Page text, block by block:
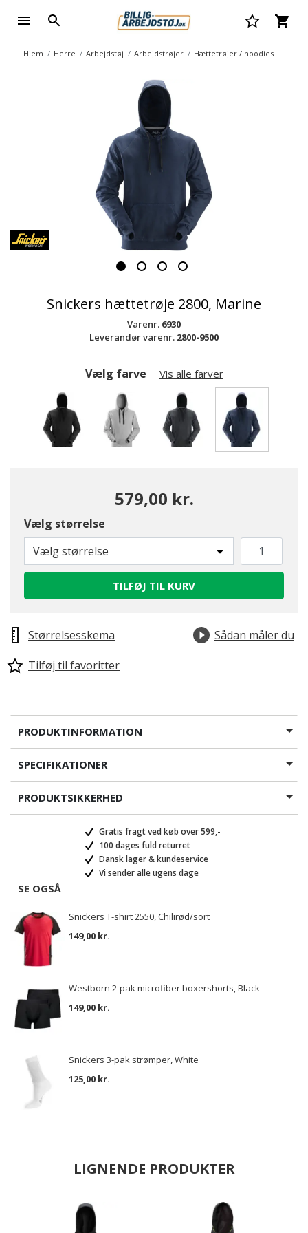
Hjem Herre Arbejdstøj Arbejdstrøjer Hættetrøjer / hoodies
Snickers hættetrøje 2800, Marine
Varenr. 6930
Leverandør varenr. 2800-9500
Vælg farve Vis alle farver
579,00 kr.
Vælg størrelse
Vælg størrelse
TILFØJ TIL KURV
Størrelsesskema
Sådan måler du
Tilføj til favoritter
PRODUKTINFORMATION
SPECIFIKATIONER
PRODUKTSIKKERHED
Gratis fragt ved køb over 599,-
100 dages fuld returret
Dansk lager & kundeservice
Vi sender alle ugens dage
SE OGSÅ
Snickers T-shirt 2550, Chilirød/sort
149,00 kr.
Westborn 2-pak microfiber boxershorts, Black
149,00 kr.
Snickers 3-pak strømper, White
125,00 kr.
LIGNENDE PRODUKTER